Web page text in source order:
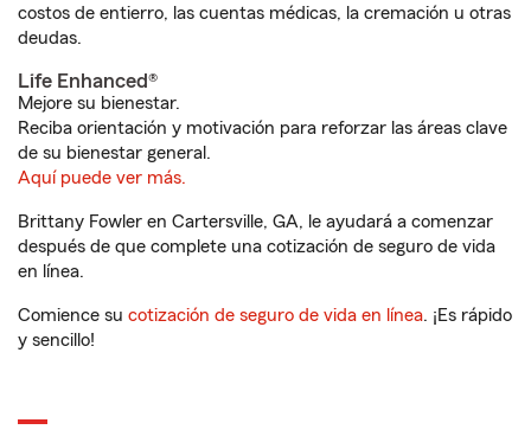
costos de entierro, las cuentas médicas, la cremación u otras
deudas.
Life Enhanced®
Mejore su bienestar.
Reciba orientación y motivación para reforzar las áreas clave
de su bienestar general.
Aquí puede ver más.
Brittany Fowler en Cartersville, GA, le ayudará a comenzar
después de que complete una cotización de seguro de vida
en línea.
Comience su cotización de seguro de vida en línea. ¡Es rápido
y sencillo!